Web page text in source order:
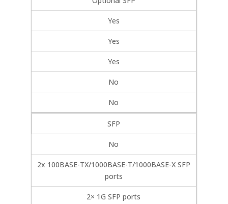
Yes
Yes
Yes
No
No
SFP
No
2x 100BASE-TX/1000BASE-T/1000BASE-X SFP
ports
2× 1G SFP ports